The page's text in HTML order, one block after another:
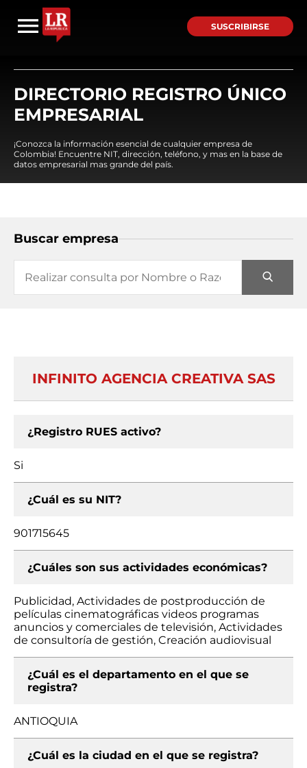
SUSCRIBIRSE
DIRECTORIO REGISTRO ÚNICO
EMPRESARIAL
¡Conozca la información esencial de cualquier empresa de
Colombia! Encuentre NIT, dirección, teléfono, y mas en la base de
datos empresarial mas grande del país.
Buscar empresa
INFINITO AGENCIA CREATIVA SAS
¿Registro RUES activo?
Si
¿Cuál es su NIT?
901715645
¿Cuáles son sus actividades económicas?
Publicidad, Actividades de postproducción de
películas cinematográficas videos programas
anuncios y comerciales de televisión, Actividades
de consultoría de gestión, Creación audiovisual
¿Cuál es el departamento en el que se
registra?
ANTIOQUIA
¿Cuál es la ciudad en el que se registra?